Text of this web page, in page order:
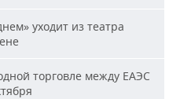
уходит из театра
торговле между ЕАЭС